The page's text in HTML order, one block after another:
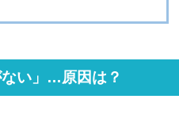
い」…原因は？